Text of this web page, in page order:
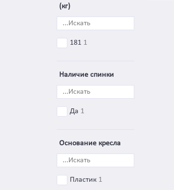
(кг)
181 1
Наличие спинки
Да 1
Основание кресла
Пластик 1